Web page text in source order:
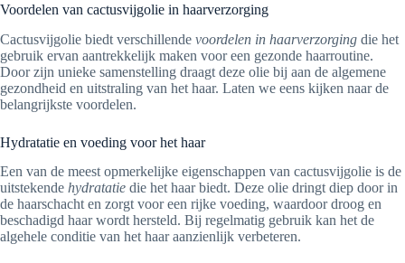
Voordelen van cactusvijgolie in haarverzorging
Cactusvijgolie biedt verschillende voordelen in haarverzorging die het
gebruik ervan aantrekkelijk maken voor een gezonde haarroutine.
Door zijn unieke samenstelling draagt deze olie bij aan de algemene
gezondheid en uitstraling van het haar. Laten we eens kijken naar de
belangrijkste voordelen.
Hydratatie en voeding voor het haar
Een van de meest opmerkelijke eigenschappen van cactusvijgolie is de
uitstekende hydratatie die het haar biedt. Deze olie dringt diep door in
de haarschacht en zorgt voor een rijke voeding, waardoor droog en
beschadigd haar wordt hersteld. Bij regelmatig gebruik kan het de
algehele conditie van het haar aanzienlijk verbeteren.